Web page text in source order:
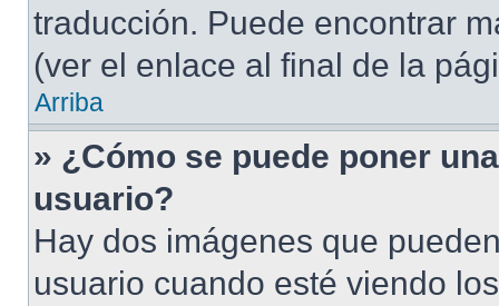
traducción. Puede encontrar
(ver el enlace al final de la
Arriba
» ¿Cómo se puede poner
usuario?
Hay dos imágenes que
usuario cuando esté viendo